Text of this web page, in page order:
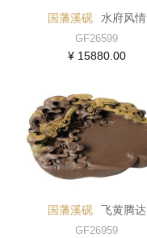
国藩溪砚 水府风情
GF26599
¥ 15880.00
国藩溪砚 飞黄腾达
GF26959